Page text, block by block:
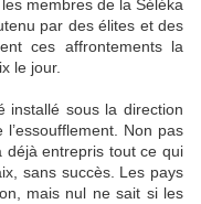
membres de la Séléka
par des élites et des
ces affrontements la
le jour.
installé sous la direction
Non pas
déjà entrepris tout ce qui
sans succès. Les pays
mais nul ne sait si les